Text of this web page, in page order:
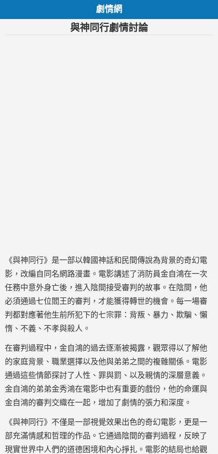
劇情網
與神同行劇情討論
《與神同行》是一部以韓國神話和民間傳說為背景的奇幻電
影，改編自同名網路漫畫。電影講述了消防員金自鴻在一次
任務中意外身亡後，進入陰間接受審判的故事。在陰間，他
必須通過七位閻王的審判，才能獲得轉世的機會。每一場審
判都對應著他生前所犯下的七宗罪：背叛、暴力、欺騙、懶
惰、不義、不孝與殺人。
在審判過程中，金自鴻的過去逐漸被揭露，觀眾得以了解他
的家庭背景、職業選擇以及他與弟弟之間的複雜關係。電影
通過這些情節探討了人性、罪與罰、以及親情的深層意義。
金自鴻的弟弟金秀鴻在電影中也有重要的戲份，他的命運與
金自鴻的審判交織在一起，增加了劇情的張力和深度。
《與神同行》不僅是一部視覺效果出色的奇幻電影，更是一
部充滿情感和哲理的作品。它通過陰間的審判過程，反映了
現實世界中人們的道德困境和內心掙扎。電影的結局也給觀